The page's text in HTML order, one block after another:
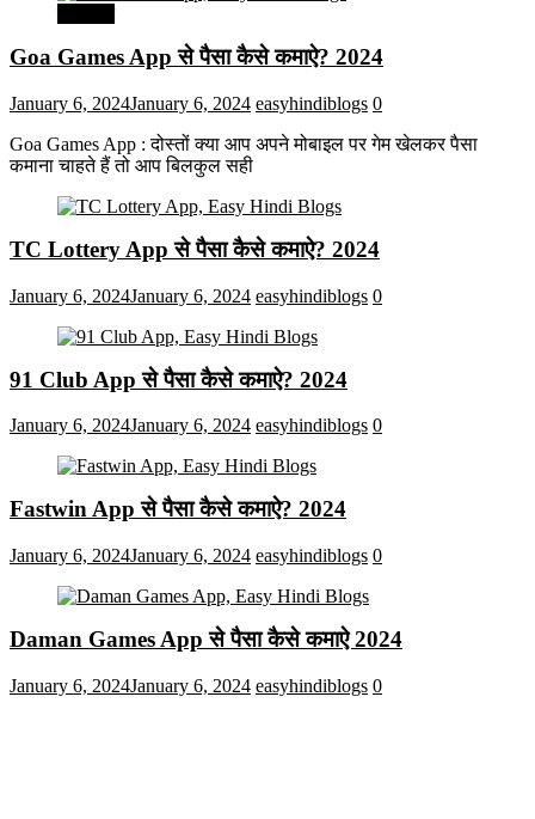
Goa Games App से पैसा कैसे कमाऐ? 2024
January 6, 2024January 6, 2024 easyhindiblogs 0
Goa Games App : दोस्तों क्या आप अपने मोबाइल पर गेम खेलकर पैसा
कमाना चाहते हैं तो आप बिलकुल सही
TC Lottery App से पैसा कैसे कमाऐ? 2024
January 6, 2024January 6, 2024 easyhindiblogs 0
91 Club App से पैसा कैसे कमाऐ? 2024
January 6, 2024January 6, 2024 easyhindiblogs 0
Fastwin App से पैसा कैसे कमाऐ? 2024
January 6, 2024January 6, 2024 easyhindiblogs 0
Daman Games App से पैसा कैसे कमाऐ 2024
January 6, 2024January 6, 2024 easyhindiblogs 0